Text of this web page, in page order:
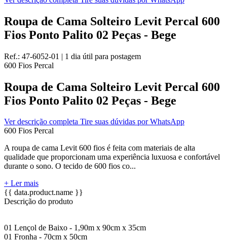
Roupa de Cama Solteiro Levit Percal 600
Fios Ponto Palito 02 Peças - Bege
Ref.: 47-6052-01 | 1 dia útil para postagem
600 Fios Percal
Roupa de Cama Solteiro Levit Percal 600
Fios Ponto Palito 02 Peças - Bege
Ver descrição completa Tire suas dúvidas por WhatsApp
600 Fios Percal
A roupa de cama Levit 600 fios é feita com materiais de alta
qualidade que proporcionam uma experiência luxuosa e confortável
durante o sono. O tecido de 600 fios co...
+ Ler mais
{{ data.product.name }}
Descrição do produto
01 Lençol de Baixo - 1,90m x 90cm x 35cm
01 Fronha - 70cm x 50cm